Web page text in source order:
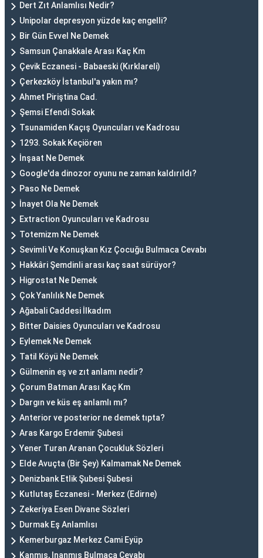
Dert Zıt Anlamlısı Nedir?
Unipolar depresyon yüzde kaç engelli?
Bir Gün Evvel Ne Demek
Samsun Çanakkale Arası Kaç Km
Çevik Eczanesi - Babaeski (Kırklareli)
Çerkezköy İstanbul'a yakın mı?
Ahmet Piriştina Cad.
Şemsi Efendi Sokak
Tsunamiden Kaçış Oyuncuları ve Kadrosu
1293. Sokak Keçiören
İnşaat Ne Demek
Google'da dinozor oyunu ne zaman kaldırıldı?
Paso Ne Demek
İnayet Ola Ne Demek
Extraction Oyuncuları ve Kadrosu
Totemizm Ne Demek
Sevimli Ve Konuşkan Kız Çocuğu Bulmaca Cevabı
Hakkâri Şemdinli arası kaç saat sürüyor?
Higrostat Ne Demek
Çok Yanlılık Ne Demek
Ağabali Caddesi İlkadım
Bitter Daisies Oyuncuları ve Kadrosu
Eylemek Ne Demek
Tatil Köyü Ne Demek
Gülmenin eş ve zıt anlamı nedir?
Çorum Batman Arası Kaç Km
Dargın ve küs eş anlamlı mı?
Anterior ve posterior ne demek tıpta?
Aras Kargo Erdemir Şubesi
Yener Turan Aranan Çocukluk Sözleri
Elde Avuçta (Bir Şey) Kalmamak Ne Demek
Denizbank Etlik Şubesi Şubesi
Kutlutaş Eczanesi - Merkez (Edirne)
Zekeriya Esen Divane Sözleri
Durmak Eş Anlamlısı
Kemerburgaz Merkez Cami Eyüp
Kanmış, Inanmış Bulmaca Cevabı